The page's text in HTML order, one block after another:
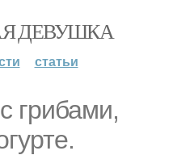
ДЕВУШКА
статьи
грибами,